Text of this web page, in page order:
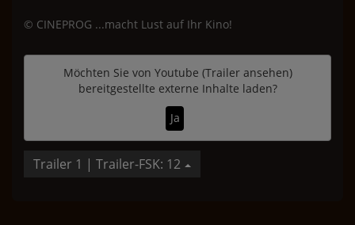
© CINEPROG ...macht Lust auf Ihr Kino!
Möchten Sie von Youtube (Trailer ansehen)
bereitgestellte externe Inhalte laden?
Ja
Trailer 1 | Trailer-FSK: 12